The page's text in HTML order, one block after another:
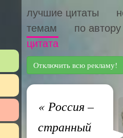
лучшие цитаты
темам
по автору
цитата
Отключить всю рекламу!
«Россия –
странный